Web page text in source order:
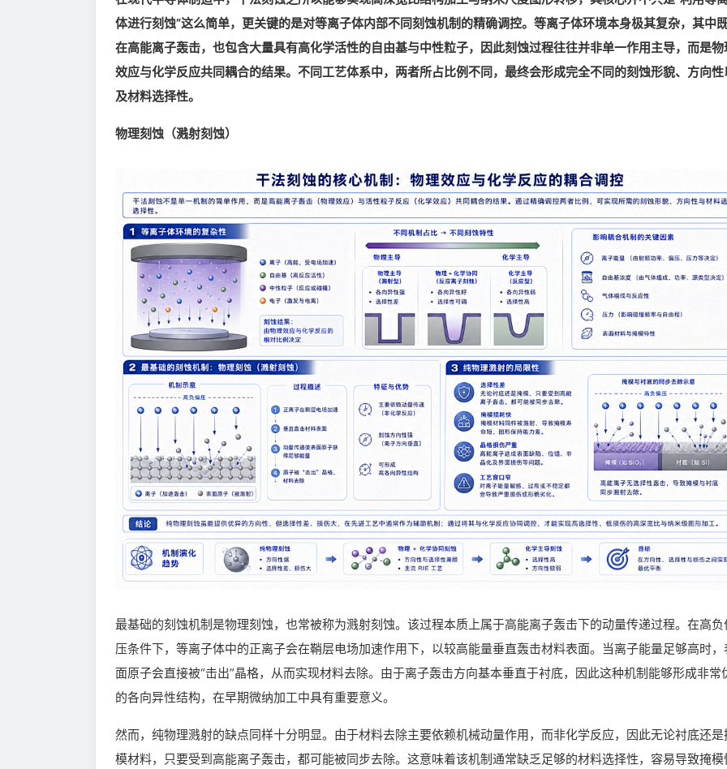
体进行刻蚀”这么简单，更关键的是对等离子体内部不同刻蚀机制的精确调控。等离子体环境本身极其复杂，其中
在高能离子轰击，也包含大量具有高化学活性的自由基与中性粒子，因此刻蚀过程往往并非单一作用主导，而是物
效应与化学反应共同耦合的结果。不同工艺体系中，两者所占比例不同，最终会形成完全不同的刻蚀形貌、方向性
及材料选择性。
物理刻蚀（溅射刻蚀）
最基础的刻蚀机制是物理刻蚀，也常被称为溅射刻蚀。该过程本质上属于高能离子轰击下的动量传递过程。在高负
压条件下，等离子体中的正离子会在鞘层电场加速作用下，以较高能量垂直轰击材料表面。当离子能量足够高时，
面原子会直接被“击出”晶格，从而实现材料去除。由于离子轰击方向基本垂直于衬底，因此这种机制能够形成非常
的各向异性结构，在早期微纳加工中具有重要意义。
然而，纯物理溅射的缺点同样十分明显。由于材料去除主要依赖机械动量作用，而非化学反应，因此无论衬底还是
模材料，只要受到高能离子轰击，都可能被同步去除。这意味着该机制通常缺乏足够的材料选择性，容易导致掩模